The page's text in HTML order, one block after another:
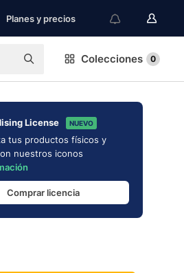
Planes y precios
Colecciones 0
License NUEVO
tus productos físicos y
nuestros iconos
Comprar licencia